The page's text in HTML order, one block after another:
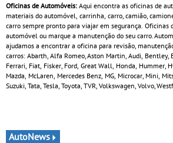
Oficinas de Automóveis: Aqui encontra as oficinas de
materiais do automóvel, carrinha, carro, camião,
carro sempre pronto para viajar em segurança.
automóvel ou marque a manutenção do seu carro.
ajudamos a encontrar a oficina para revisão,
carros: Abarth, Alfa Romeo, Aston Martin, Audi,
Ferrari, Fiat, Fisker, Ford, Great Wall, Honda, Hummer,
Mazda, McLaren, Mercedes Benz, MG, Microcar, Mini,
Suzuki, Tata, Tesla, Toyota, TVR, Volkswagen, Volvo,
AutoNews